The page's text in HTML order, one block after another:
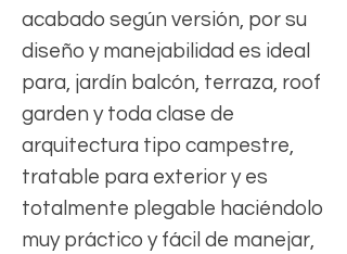
acabado según versión, por su
diseño y manejabilidad es ideal
para, jardín balcón, terraza, roof
garden y toda clase de
arquitectura tipo campestre,
tratable para exterior y es
totalmente plegable haciéndolo
muy práctico y fácil de manejar,